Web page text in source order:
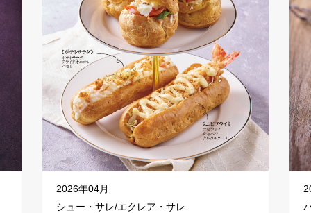
2026年04月
シュー・サレ/エクレア・サレ